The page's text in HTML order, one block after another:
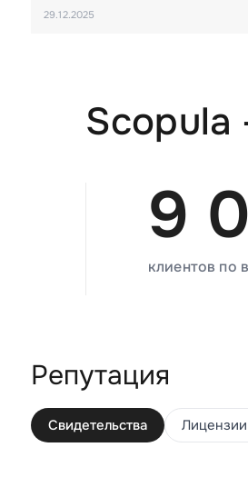
29.12.2025
Scopula
9
клиентов по
Репутация
Свидетельства